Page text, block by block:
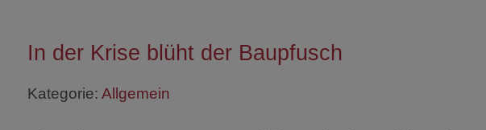
In der Krise blüht der Baupfusch
Kategorie: Allgemein